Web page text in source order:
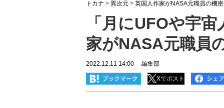
トカナ > 異次元 > 英国人作家がNASA元職員の機
「月にUFOや宇
家がNASA元職員
2022.12.11 14:00 編集部
Xでポスト